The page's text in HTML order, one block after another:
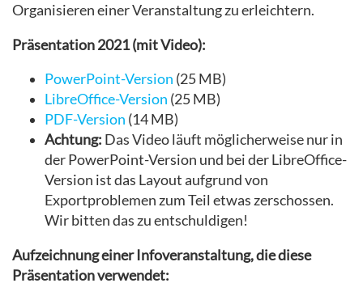
Organisieren einer Veranstaltung zu erleichtern.
Präsentation 2021 (mit Video):
PowerPoint-Version (25 MB)
LibreOffice-Version (25 MB)
PDF-Version (14 MB)
Achtung: Das Video läuft möglicherweise nur in
der PowerPoint-Version und bei der LibreOffice-
Version ist das Layout aufgrund von
Exportproblemen zum Teil etwas zerschossen.
Wir bitten das zu entschuldigen!
Aufzeichnung einer Infoveranstaltung, die diese
Präsentation verwendet: